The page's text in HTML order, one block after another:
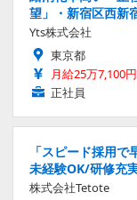
望」・新宿区西新
Yts株式会社
東京都
月給25万7,100
正社員
「スピード採用
未経験OK/研修充
株式会社Tetote